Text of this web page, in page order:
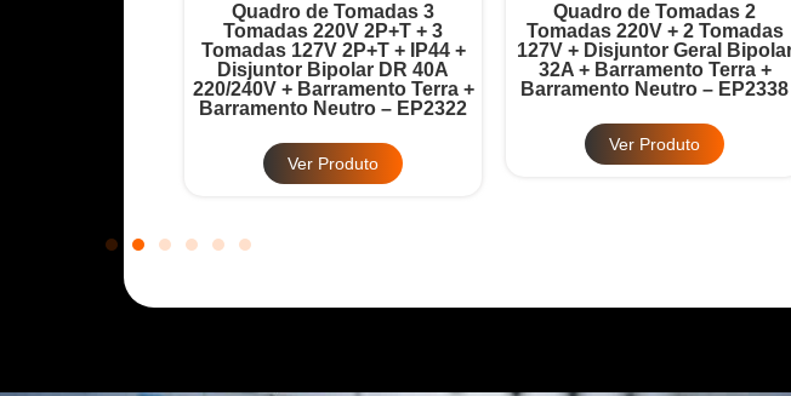
Quadro de Tomadas 3
Tomadas 220V 2P+T + 3
Tomadas 127V 2P+T + IP44 +
Disjuntor Bipolar DR 40A
220/240V + Barramento Terra +
Barramento Neutro – EP2322
Ver Produto
Quadro de Tomadas 2
Tomadas 220V + 2 Tomadas
127V + Disjuntor Geral
32A + Barramento Terra +
Barramento Neutro – EP2338
Ver Produto